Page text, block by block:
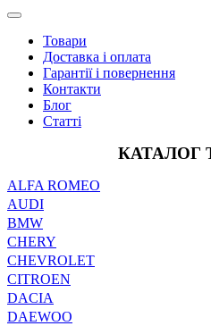
Товари
Доставка і оплата
Гарантії і повернення
Контакти
Блог
Статті
КАТАЛОГ
ALFA ROMEO
AUDI
BMW
CHERY
CHEVROLET
CITROEN
DACIA
DAEWOO